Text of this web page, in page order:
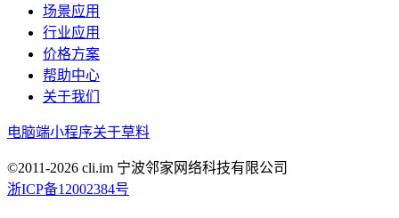
场景应用
行业应用
价格方案
帮助中心
关于我们
电脑端小程序关于草料
©2011-2026 cli.im 宁波邻家网络科技有限公司
浙ICP备12002384号